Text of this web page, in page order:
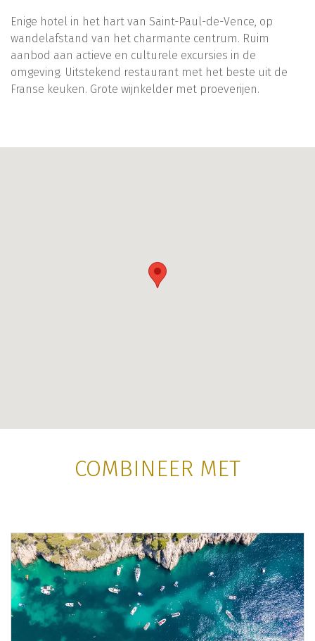
Enige hotel in het hart van Saint-Paul-de-Vence, op
wandelafstand van het charmante centrum. Ruim
aanbod aan actieve en culturele excursies in de
omgeving. Uitstekend restaurant met het beste uit de
Franse keuken. Grote wijnkelder met proeverijen.
COMBINEER MET